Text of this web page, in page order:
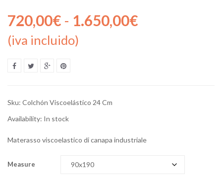
720,00€ - 1.650,00€
(iva incluido)
Sku: Colchón Viscoelástico 24 Cm
Availability: In stock
Materasso viscoelastico di canapa industriale
Measure